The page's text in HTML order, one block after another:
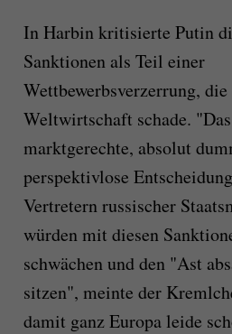
In Harbin kritisierte Putin
Sanktionen als Teil einer
Wettbewerbsverzerrung,
Weltwirtschaft schade.
marktgerechte, absolut
perspektivlose
Vertretern russischer
würden mit diesen
schwächen und den "Ast
sitzen", meinte der
damit ganz Europa leide